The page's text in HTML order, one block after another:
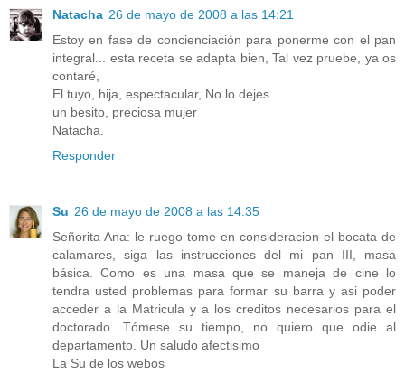
Natacha 26 de mayo de 2008 a las 14:21
Estoy en fase de concienciación para ponerme con el pan
integral... esta receta se adapta bien, Tal vez pruebe, ya os
contaré,
El tuyo, hija, espectacular, No lo dejes...
un besito, preciosa mujer
Natacha.
Responder
Su 26 de mayo de 2008 a las 14:35
Señorita Ana: le ruego tome en consideracion el bocata de
calamares, siga las instrucciones del mi pan III, masa
básica. Como es una masa que se maneja de cine lo
tendra usted problemas para formar su barra y asi poder
acceder a la Matricula y a los creditos necesarios para el
doctorado. Tómese su tiempo, no quiero que odie al
departamento. Un saludo afectisimo
La Su de los webos